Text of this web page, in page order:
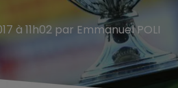
à 11h02 par Emmanuel POLI